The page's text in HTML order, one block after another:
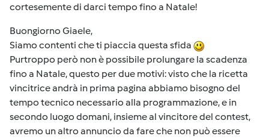
cortesemente di darci tempo fino a Natale!
Buongiorno Giaele,
Siamo contenti che ti piaccia questa sfida
Purtroppo però non è possibile prolungare la scadenza
fino a Natale, questo per due motivi: visto che la ricetta
vincitrice andrà in prima pagina abbiamo bisogno del
tempo tecnico necessario alla programmazione, e in
secondo luogo domani, insieme al vincitore del contest,
avremo un altro annuncio da fare che non può essere